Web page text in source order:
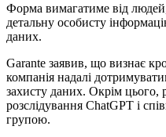
Форма вимагатиме від
детальну особисту
даних.
Garante заявив, що визнає
компанія надалі
захисту даних. Окрім цього,
розслідування ChatGPT і
групою.